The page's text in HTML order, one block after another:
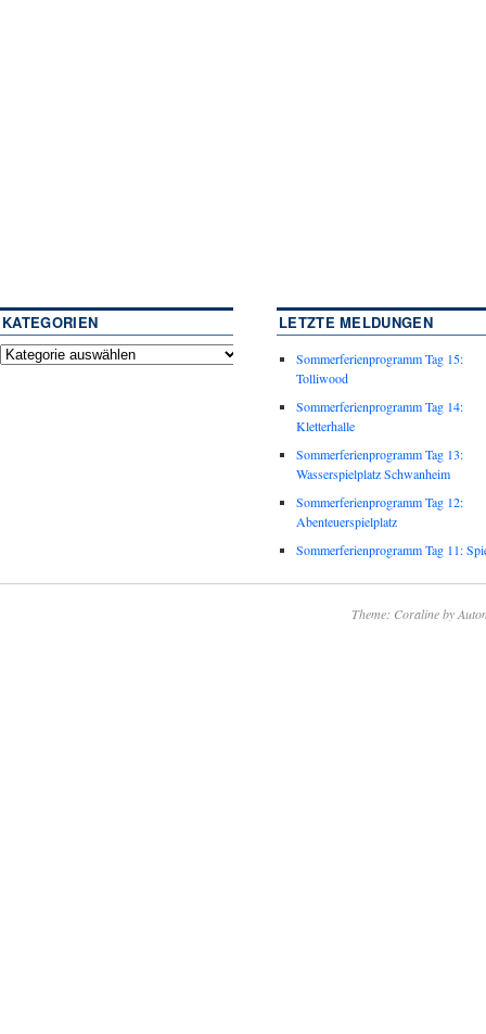
KATEGORIEN LETZTE MELDUNGEN
Sommerferienprogramm Tag 15:
Tolliwood
Sommerferienprogramm Tag 14:
Kletterhalle
Sommerferienprogramm Tag 13:
Wasserspielplatz Schwanheim
Sommerferienprogramm Tag 12:
Abenteuerspielplatz
Sommerferienprogramm Tag 11:
Theme: Coraline by